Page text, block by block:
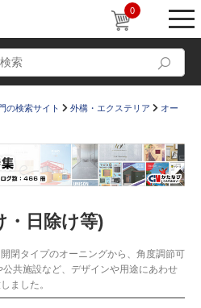
0
コラム
設計士インタビュー
販売・施工代理店募集
の検索サイト 外構・エクステリア
オー
・日除け等)
閉タイプのオーニングから、角度調節可
共施設など、デザインや用途にあわせ
ました。